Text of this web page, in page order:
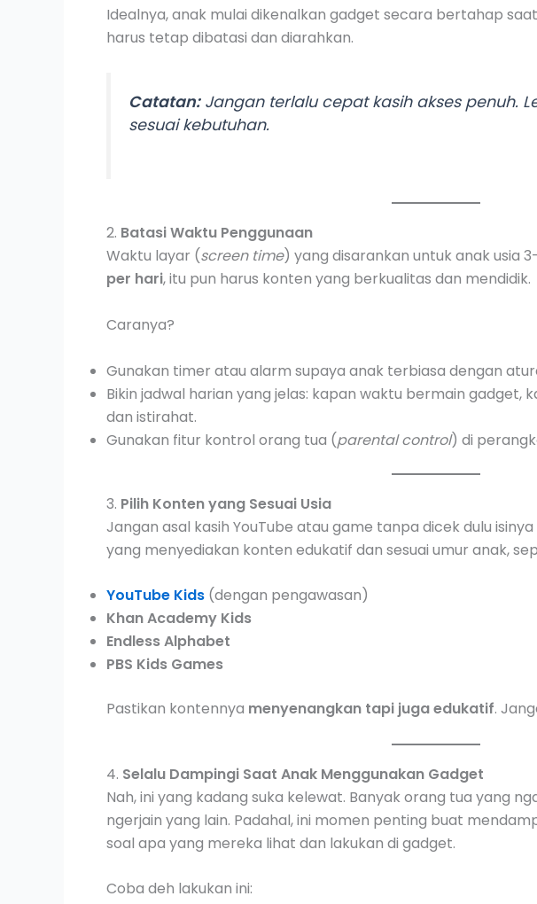
Idealnya, anak mulai dikenalkan gadget secara bertahap
harus tetap dibatasi dan diarahkan.
Catatan:Jangan terlalu cepat kasih akses penuh.
sesuai kebutuhan.
2. Batasi Waktu Penggunaan
Waktu layar (screen time) yang disarankan untuk anak usia
per hari, itu pun harus konten yang berkualitas dan mendidik.
Caranya?
Gunakan timer atau alarm supaya anak terbiasa dengan
Bikin jadwal harian yang jelas: kapan waktu bermain gadget,
dan istirahat.
Gunakan fitur kontrol orang tua (parental control) di
3. Pilih Konten yang Sesuai Usia
Jangan asal kasih YouTube atau game tanpa dicek dulu
yang menyediakan konten edukatif dan sesuai umur anak,
YouTube Kids (dengan pengawasan)
Khan Academy Kids
Endless Alphabet
PBS Kids Games
Pastikan kontennya menyenangkan tapi juga edukatif.
4. Selalu Dampingi Saat Anak Menggunakan Gadget
Nah, ini yang kadang suka kelewat. Banyak orang tua yang
ngerjain yang lain. Padahal, ini momen penting buat
soal apa yang mereka lihat dan lakukan di gadget.
Coba deh lakukan ini: